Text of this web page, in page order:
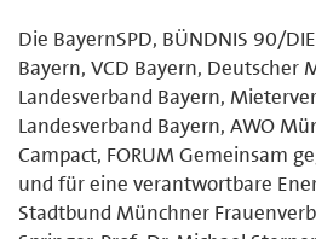
Die BayernSPD, BÜNDNIS 90/
Bayern, VCD Bayern, Deutscher
Landesverband Bayern,
Landesverband Bayern, AWO
Campact, FORUM Gemeinsam
und für eine verantwortbare
Stadtbund Münchner